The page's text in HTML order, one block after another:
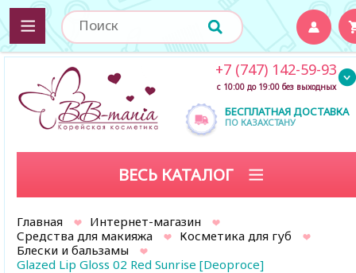
БЕСПЛАТНАЯ ДОСТАВКА
ПО КАЗАХСТАНУ
+7 (747) 142-59-93
с 10:00 до 19:00 без выходных
ВЕСЬ КАТАЛОГ
Главная
Интернет-магазин
Средства для макияжа
Косметика для губ
Блески и бальзамы
Glazed Lip Gloss 02 Red Sunrise [Deoproce]